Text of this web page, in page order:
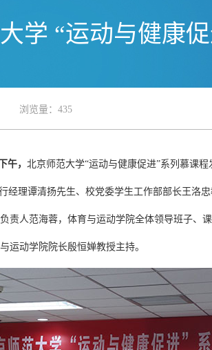
学 “运动与健康
浏览量： 435
午， 北京师范大学“运动与健康促进”系列慕课
经理谭清扬先生、校党委学生工作部部长王洛
责人范海蓉，体育与运动学院全体领导班子、
运动学院院长殷恒婵教授主持。